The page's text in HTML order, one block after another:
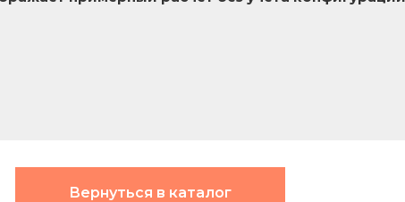
Вернуться в каталог